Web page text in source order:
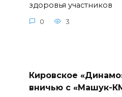
здоровья участников
0 3
Кировское
вничью с «Машук-